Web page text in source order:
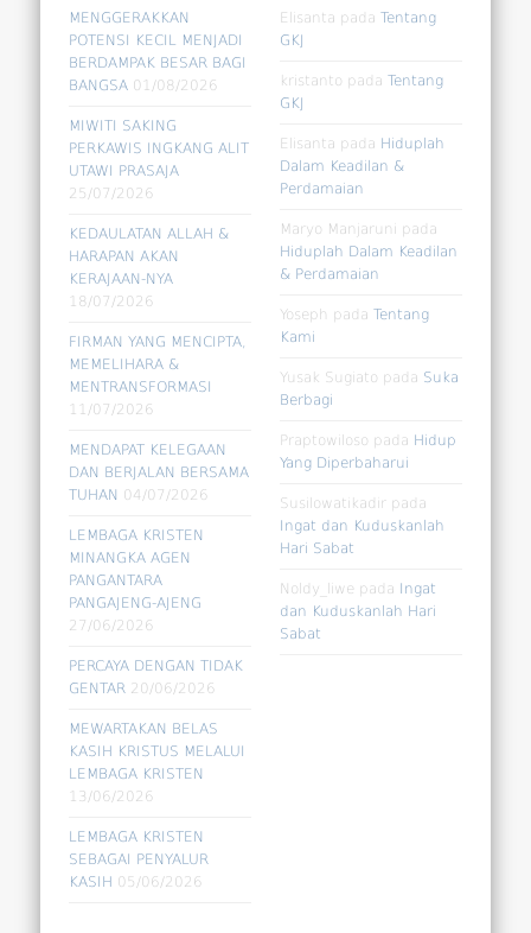
MENGGERAKKAN
POTENSI KECIL MENJADI
BERDAMPAK BESAR BAGI
BANGSA 01/08/2026
MIWITI SAKING
PERKAWIS INGKANG ALIT
UTAWI PRASAJA
25/07/2026
KEDAULATAN ALLAH &
HARAPAN AKAN
KERAJAAN-NYA
18/07/2026
FIRMAN YANG MENCIPTA,
MEMELIHARA &
MENTRANSFORMASI
11/07/2026
MENDAPAT KELEGAAN
DAN BERJALAN BERSAMA
TUHAN 04/07/2026
LEMBAGA KRISTEN
MINANGKA AGEN
PANGANTARA
PANGAJENG-AJENG
27/06/2026
PERCAYA DENGAN TIDAK
GENTAR 20/06/2026
MEWARTAKAN BELAS
KASIH KRISTUS MELALUI
LEMBAGA KRISTEN
13/06/2026
LEMBAGA KRISTEN
SEBAGAI PENYALUR
KASIH 05/06/2026
Elisanta padaTentang
GKJ
kristanto padaTentang
GKJ
Elisanta pada Hiduplah
Dalam Keadilan &
Perdamaian
Maryo Manjaruni pada
Hiduplah Dalam Keadilan
& Perdamaian
Yoseph padaTentang
Kami
Yusak Sugiato pada Suka
Berbagi
Praptowiloso pada Hidup
Yang Diperbaharui
Susilowatikadir pada
Ingat dan Kuduskanlah
Hari Sabat
Noldy_liwe pada Ingat
dan Kuduskanlah Hari
Sabat